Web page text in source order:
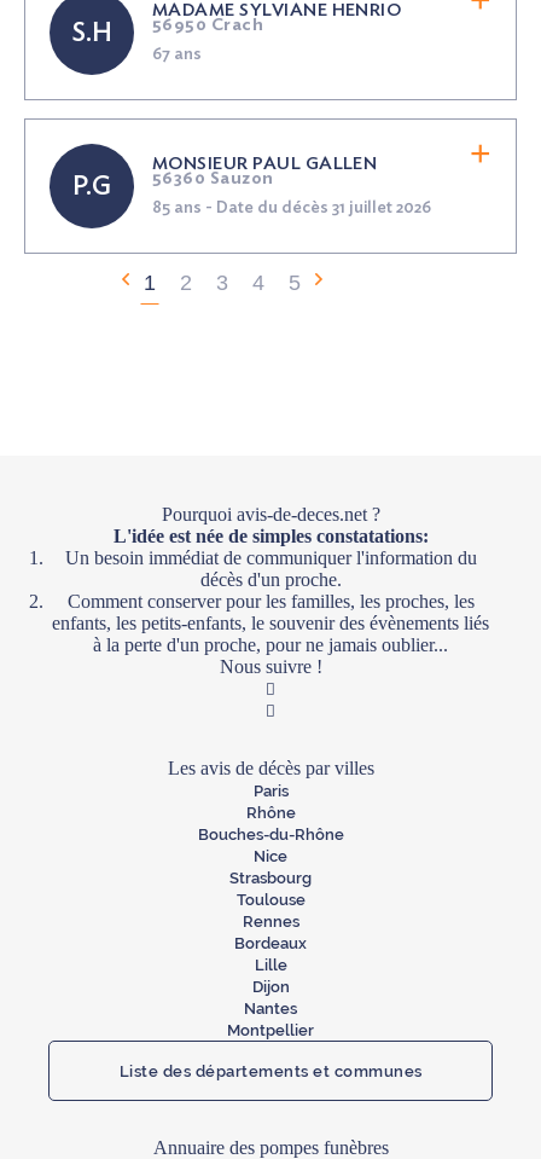
S.H
MADAME SYLVIANE HENRIO
56950 Crach
67 ans
P.G
MONSIEUR PAUL GALLEN
56360 Sauzon
85 ans - Date du décès 31 juillet 2026
1 2 3 4 5
Pourquoi avis-de-deces.net ?
L'idée est née de simples constatations:
Un besoin immédiat de communiquer l'information du
décès d'un proche.
Comment conserver pour les familles, les proches, les
enfants, les petits-enfants, le souvenir des évènements liés
à la perte d'un proche, pour ne jamais oublier...
Nous suivre !
Facebook
Twitter
Les avis de décès par villes
Paris
Rhône
Bouches-du-Rhône
Nice
Strasbourg
Toulouse
Rennes
Bordeaux
Lille
Dijon
Nantes
Montpellier
Liste des départements et communes
Annuaire des pompes funèbres